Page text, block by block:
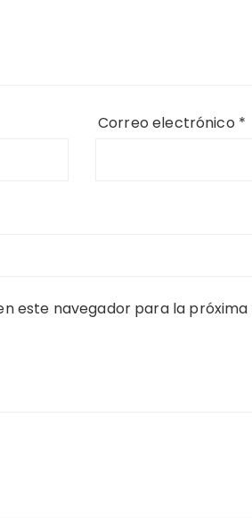
Correo electrónico *
este navegador para la próxima